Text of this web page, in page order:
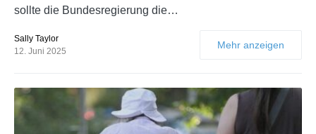
sollte die Bundesregierung die…
Sally Taylor
12. Juni 2025
Mehr anzeigen